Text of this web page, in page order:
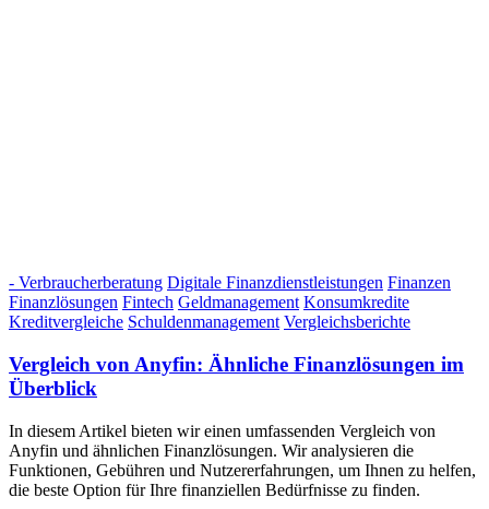
- Verbraucherberatung Digitale Finanzdienstleistungen Finanzen
Finanzlösungen Fintech Geldmanagement Konsumkredite
Kreditvergleiche Schuldenmanagement Vergleichsberichte
Vergleich von Anyfin: Ähnliche Finanzlösungen im
Überblick
In diesem Artikel bieten wir einen umfassenden Vergleich von
Anyfin und ähnlichen Finanzlösungen. Wir analysieren die
Funktionen, Gebühren und Nutzererfahrungen, um Ihnen zu helfen,
die beste Option für Ihre finanziellen Bedürfnisse zu finden.